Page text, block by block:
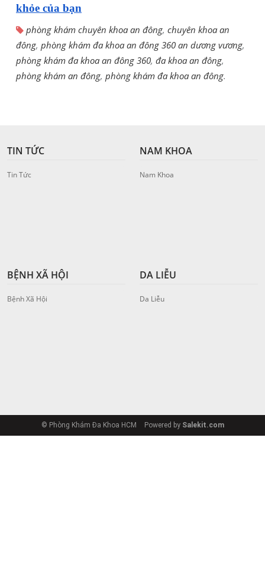
khỏe của bạn
phòng khám chuyên khoa an đông, chuyên khoa an
đông, phòng khám đa khoa an đông 360 an dương vương,
phòng khám đa khoa an đông 360, đa khoa an đông,
phòng khám an đông, phòng khám đa khoa an đông.
TIN TỨC
Tin Tức
NAM KHOA
Nam Khoa
BỆNH XÃ HỘI
Bệnh Xã Hội
DA LIỄU
Da Liễu
© Phòng Khám Đa Khoa HCM Powered by Salekit.com